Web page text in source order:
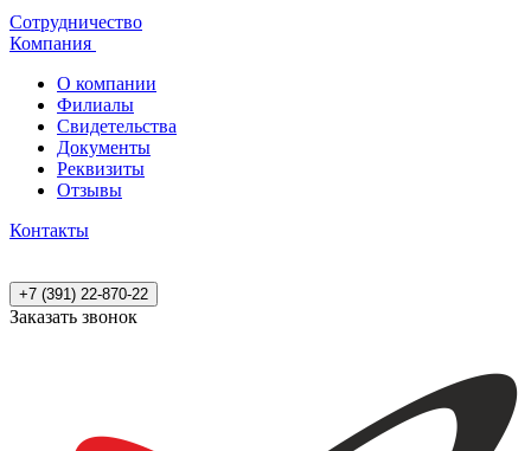
Сотрудничество
Компания
О компании
Филиалы
Свидетельства
Документы
Реквизиты
Отзывы
Контакты
+7 (391) 22-870-22
Заказать звонок